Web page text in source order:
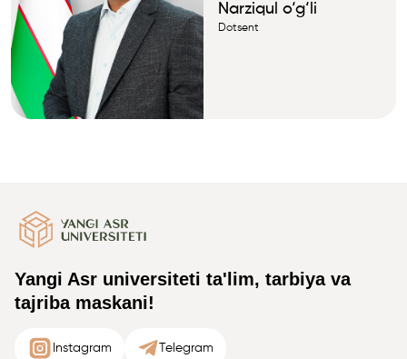
Narziqul o‘g‘li
Dotsent
Yangi Asr universiteti ta'lim, tarbiya va
tajriba maskani!
Instagram Telegram